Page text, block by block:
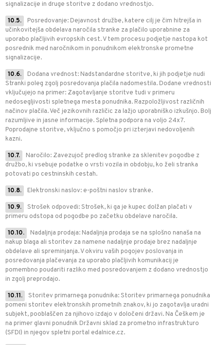
signalizacije in druge storitve z dodano vrednostjo.
10.5.
Posredovanje: Dejavnost družbe, katere cilj je čim hitrejša in
učinkovitejša obdelava naročila stranke za plačilo uporabnine za
uporabo plačljivih evropskih cest. V tem procesu podjetje nastopa kot
posrednik med naročnikom in ponudnikom elektronske prometne
signalizacije.
10.6.
Dodana vrednost: Nadstandardne storitve, ki jih podjetje nudi
Stranki poleg zgolj posredovanja plačila nadomestila. Dodane vrednosti
vključujejo na primer: Zagotavljanje storitve tudi v primeru
nedosegljivosti spletnega mesta ponudnika. Razpoložljivost različnih
načinov plačila. Več jezikovnih različic za lažjo uporabniško izkušnjo. Bolj
razumljive in jasne informacije. Spletna podpora na voljo 24x7.
Poprodajne storitve, vključno s pomočjo pri izterjavi nedovoljenih
kazni.
10.7.
Naročilo: Zavezujoč predlog stranke za sklenitev pogodbe z
družbo, ki vsebuje podatke o vrsti vozila in obdobju, ko želi stranka
potovati po cestninskih cestah.
10.8. Elektronski naslov: e-poštni naslov stranke.
10.9.
Strošek odpovedi: Strošek, ki ga je kupec dolžan plačati v
primeru odstopa od pogodbe po začetku obdelave naročila.
10.10.
Nadaljnja prodaja: Nadaljnja prodaja se na splošno nanaša na
nakup blaga ali storitev za namene nadaljnje prodaje brez nadaljnje
obdelave ali spreminjanja. V okviru vaših pogojev poslovanja in
posredovanja plačevanja za uporabo plačljivih komunikacij je
pomembno poudariti razliko med posredovanjem z dodano vrednostjo
in zgolj preprodajo.
10.11.
Storitev primarnega ponudnika: Storitev primarnega ponudnika
pomeni storitev elektronskih prometnih znakov, ki jo zagotavlja uradni
subjekt, pooblaščen za njihovo izdajo v določeni državi. Na Češkem je
na primer glavni ponudnik Državni sklad za prometno infrastrukturo
(SFDI) in njegov spletni portal edalnice.cz.